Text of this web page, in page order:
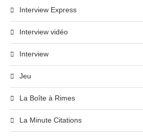
Interview Express
Interview vidéo
Interview
Jeu
La Boîte à Rimes
La Minute Citations